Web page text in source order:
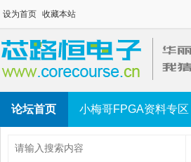
设为首页 收藏本站
论坛首页 小梅哥FPGA资料专区